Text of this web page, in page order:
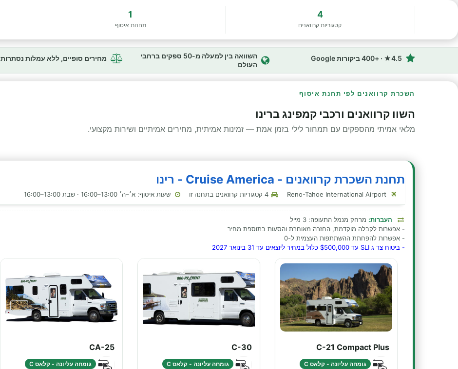
4
קטגוריות קרוואנים
1
תחנות איסוף
4.5★ · +400 ביקורות Google
השוואה בין למעלה מ-50 ספקים ברחבי
העולם
מחירים סופיים, ללא עמלות נסתרות
השכרת קרוואנים לפי תחנת איסוף
השוו קרוואנים ורכבי קמפינג ברינו
מלאי אמיתי מהספקים עם תמחור לילי בזמן אמת — זמינות אמיתית, מחירים אמיתיים ושירות מקצועי.
תחנת השכרת קרוואנים - Cruise America - רינו
שעות איסוף: א׳–ה׳ 13:00–16:00 · שבת 13:00–16:00
העברות: מרחק מנמל התעופה: 3 מייל
- אפשרות לקבלה מוקדמת, החזרה מאוחרת והסעות בתוספת מחיר
- אפשרות להפחתת ההשתתפות העצמית ל-0
- ביטוח צד ג SLI עד $500,000 כלול במחיר ליוצאים עד 31 בינואר 2027
C-21 Compact Plus
גומחה עליונה - קלאס C
C-30
גומחה עליונה - קלאס C
CA-25
גומחה עליונה - קלאס C